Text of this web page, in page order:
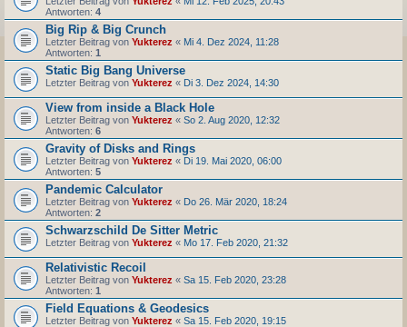
Antworten: 4
Big Rip & Big Crunch
Letzter Beitrag von Yukterez « Mi 4. Dez 2024, 11:28
Antworten: 1
Static Big Bang Universe
Letzter Beitrag von Yukterez « Di 3. Dez 2024, 14:30
View from inside a Black Hole
Letzter Beitrag von Yukterez « So 2. Aug 2020, 12:32
Antworten: 6
Gravity of Disks and Rings
Letzter Beitrag von Yukterez « Di 19. Mai 2020, 06:00
Antworten: 5
Pandemic Calculator
Letzter Beitrag von Yukterez « Do 26. Mär 2020, 18:24
Antworten: 2
Schwarzschild De Sitter Metric
Letzter Beitrag von Yukterez « Mo 17. Feb 2020, 21:32
Relativistic Recoil
Letzter Beitrag von Yukterez « Sa 15. Feb 2020, 23:28
Antworten: 1
Field Equations & Geodesics
Letzter Beitrag von Yukterez « Sa 15. Feb 2020, 19:15